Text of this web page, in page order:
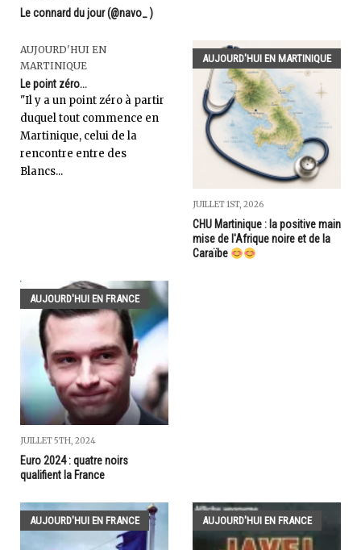
Le connard du jour (@navo_ )
AUJOURD'HUI EN
MARTINIQUE
Le point zéro...
"Il y a un point zéro à partir
duquel tout commence en
Martinique, celui de la
rencontre entre des
Blancs...
AUJOURD'HUI EN MARTINIQUE
JUILLET 1ST, 2026
CHU Martinique : la positive main
mise de l'Afrique noire et de la
Caraïbe
AUJOURD'HUI EN FRANCE
JUILLET 5TH, 2024
Euro 2024 : quatre noirs
qualifient la France
AUJOURD'HUI EN FRANCE AUJOURD'HUI EN FRANCE